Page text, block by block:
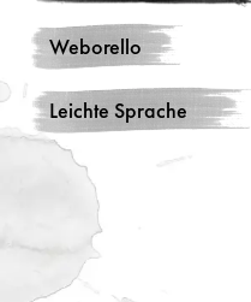
Weborello
Leichte Sprache